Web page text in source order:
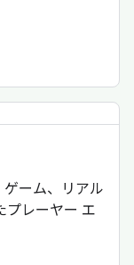
ーム、リアル
プレーヤー エ